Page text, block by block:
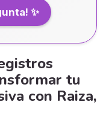
✨
tu
con Raiza,